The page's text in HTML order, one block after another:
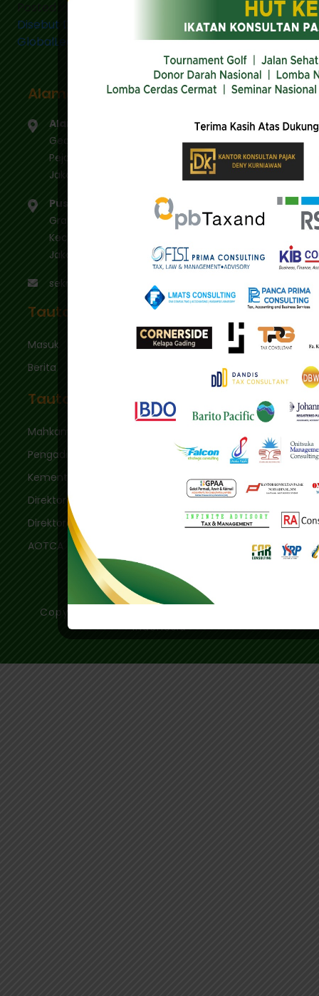
Posted in
Reformasi Perpajakan
Disebut Dapat Menjawab Tantangan Ekonomi
GlobalLeave a Commenton
Reformasi
Perpajakan
Disebut
Menjawab
Tantangan
Ekonomi
Global
Alamat
Alamat Utama :
Gedung IKPI, Jl. Condet Pejaten No. 3B
Pejaten Barat - Pasar Minggu
Jakarta Selatan 12510
Pusdiklat :
Graha Mas Fatmawati Blok B4-5 Cipete Utara,
Kec. Keb. Baru Jl. Fatmawati Raya
Jakarta Selatan 12410
sekretariat@ikpi.or.id
Tautan Cepat
Masuk
Berita
Tautan
Mahkamah Agung
Pengadilan Pajak
Kementerian Keuangan
Direktorat Jenderal Pajak
Direktorat Jenderal Bea & Cukai
AOTCA
Copyright © 2020 - Ikatan Konsultan Pajak
Indonesia